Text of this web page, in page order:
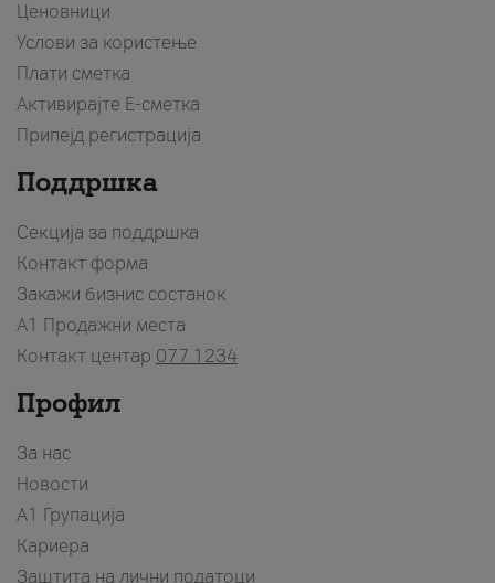
Ценовници
Услови за користење
Плати сметка
Активирајте Е-сметка
Припејд регистрација
Поддршка
Секција за поддршка
Контакт форма
Закажи бизнис состанок
A1 Продажни места
Контакт центар 077 1234
Профил
За нас
Новости
А1 Групација
Кариера
Заштита на лични податоци